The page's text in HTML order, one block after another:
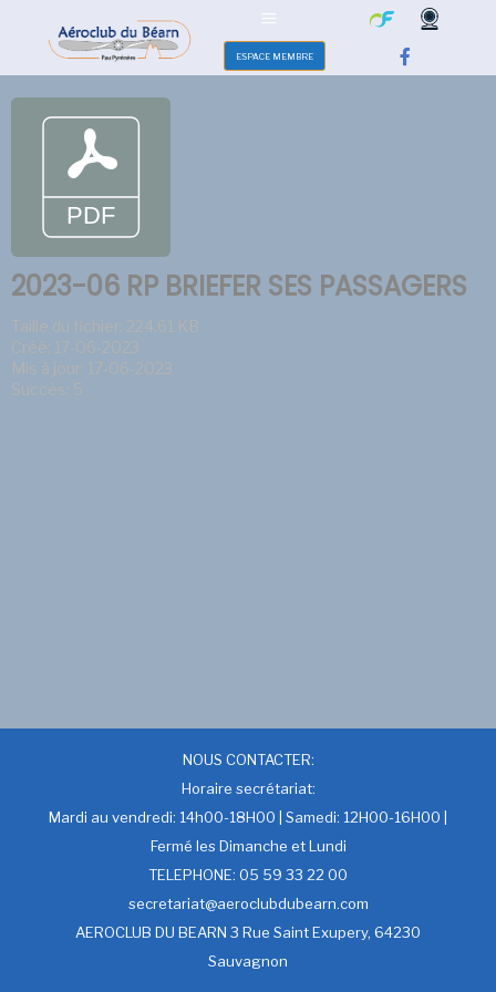
ESPACE MEMBRE
2023-06 RP BRIEFER SES PASSAGERS
Taille du fichier: 224.61 KB
Créé: 17-06-2023
Mis à jour: 17-06-2023
Succès: 5
NOUS CONTACTER:
Horaire secrétariat:
Mardi au vendredi: 14h00-18H00 | Samedi: 12H00-16H00 |
Fermé les Dimanche et Lundi
TELEPHONE: 05 59 33 22 00
secretariat@aeroclubdubearn.com
AEROCLUB DU BEARN 3 Rue Saint Exupery, 64230
Sauvagnon